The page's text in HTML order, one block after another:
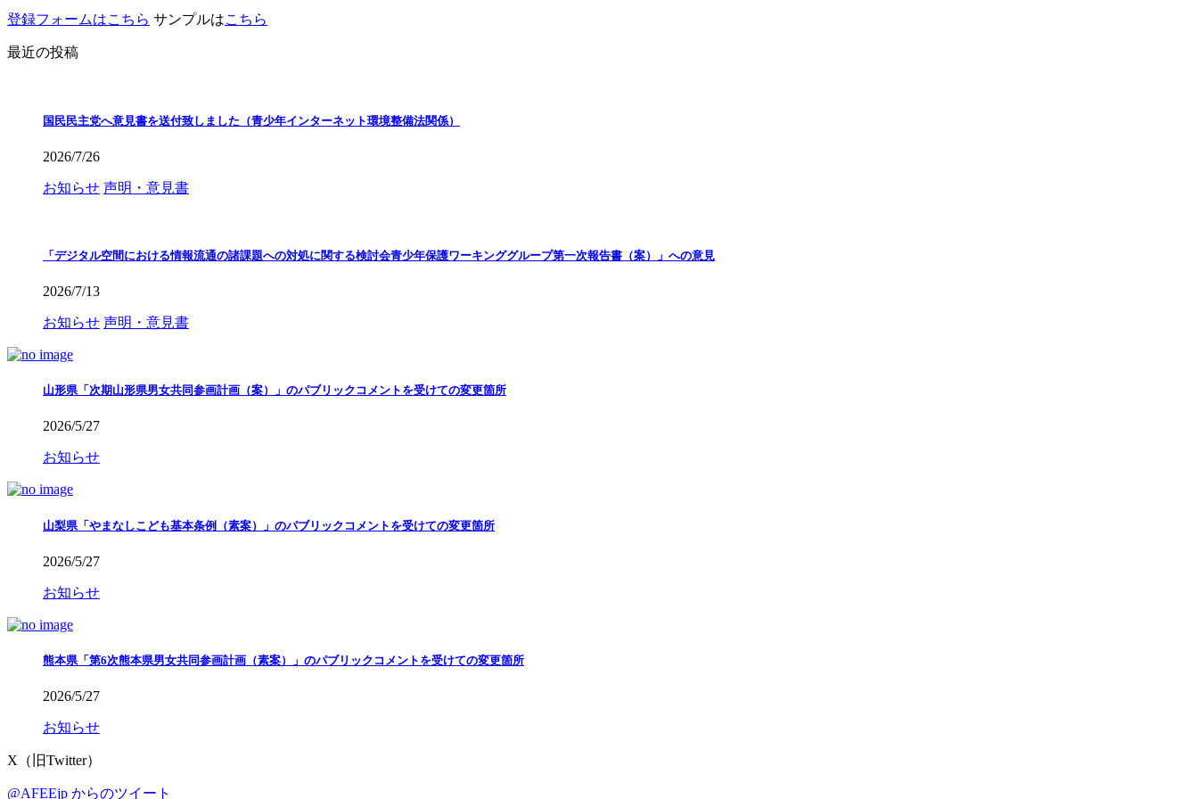
登録フォームはこちら サンプルはこちら
最近の投稿
国民民主党へ意見書を送付致しました（青少年インターネット環境整備法関係）
2026/7/26
お知らせ 声明・意見書
「デジタル空間における情報流通の諸課題への対処に関する検討会青少年保護ワーキンググループ第一次報告書（案）」への意見
2026/7/13
お知らせ 声明・意見書
山形県「次期山形県男女共同参画計画（案）」のパブリックコメントを受けての変更箇所
2026/5/27
お知らせ
山梨県「やまなしこども基本条例（素案）」のパブリックコメントを受けての変更箇所
2026/5/27
お知らせ
熊本県「第6次熊本県男女共同参画計画（素案）」のパブリックコメントを受けての変更箇所
2026/5/27
お知らせ
X（旧Twitter）
@AFEEjp からのツイート